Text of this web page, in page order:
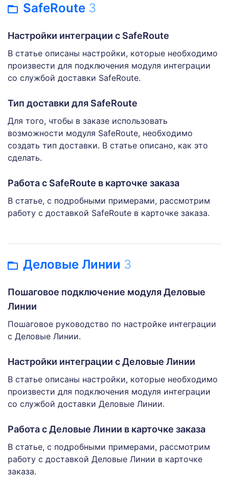
SafeRoute 3
Настройки интеграции с SafeRoute
В статье описаны настройки, которые необходимо
произвести для подключения модуля интеграции
со службой доставки SafeRoute.
Тип доставки для SafeRoute
Для того, чтобы в заказе использовать
возможности модуля SafeRoute, необходимо
создать тип доставки. В статье описано, как это
сделать.
Работа с SafeRoute в карточке заказа
В статье, с подробными примерами, рассмотрим
работу с доставкой SafeRoute в карточке заказа.
Деловые Линии 3
Пошаговое подключение модуля Деловые
Линии
Пошаговое руководство по настройке интеграции
с Деловые Линии.
Настройки интеграции с Деловые Линии
В статье описаны настройки, которые необходимо
произвести для подключения модуля интеграции
со службой доставки Деловые Линии.
Работа с Деловые Линии в карточке заказа
В статье, с подробными примерами, рассмотрим
работу с доставкой Деловые Линии в карточке
заказа.